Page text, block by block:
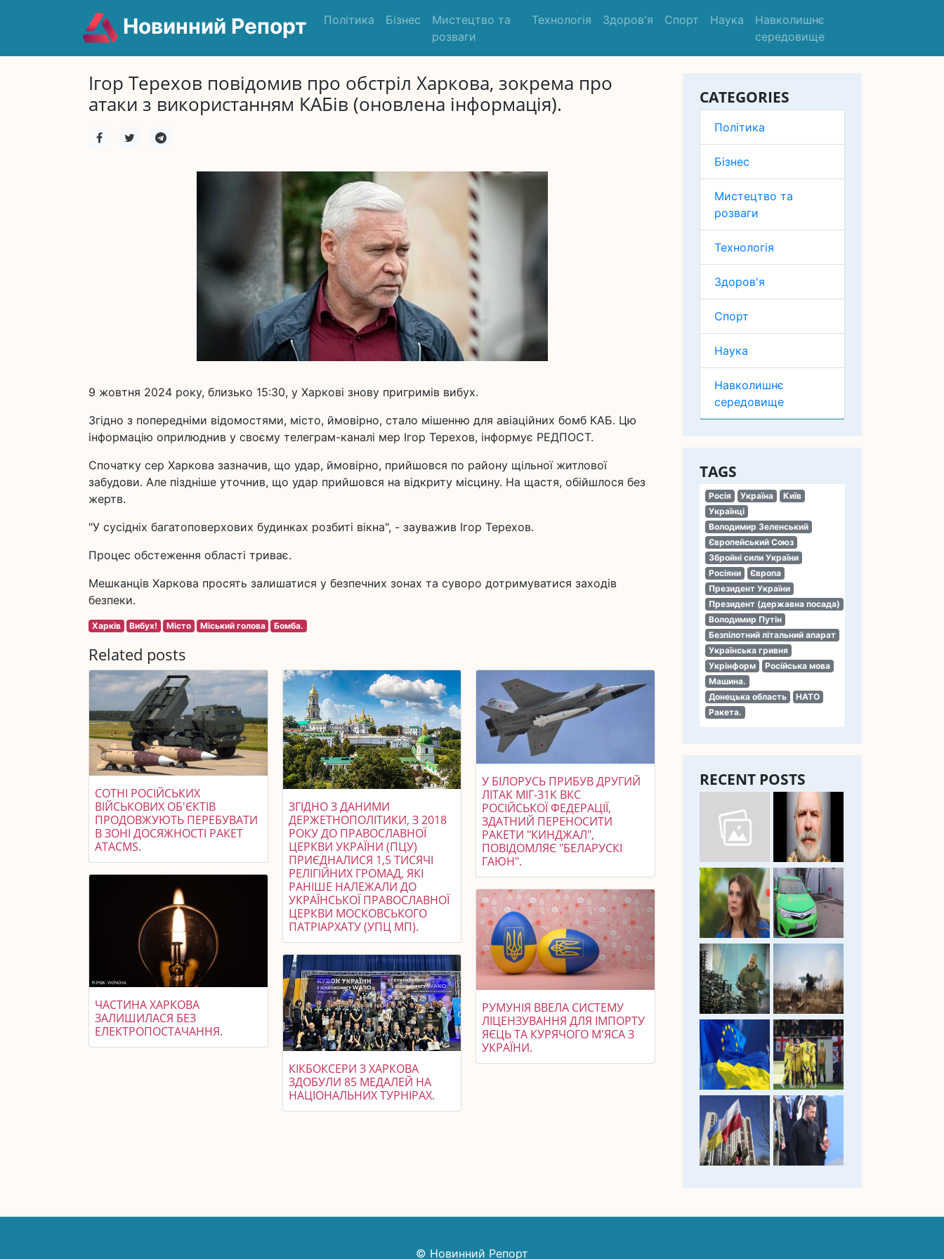
Новинний Репорт Політика Бізнес
Мистецтво та
розваги
Технологія Здоров'я Спорт Наука
Навколишнє
середовище
CATEGORIES
Політика
Бізнес
Мистецтво та
розваги
Технологія
Здоров'я
Спорт
Наука
Навколишнє
середовище
TAGS
Росія Україна
Київ
Українці
Володимир Зеленський
Європейський Союз
Збройні сили України
Росіяни
Європа
Президент України
Президент (державна посада)
Володимир Путін
Безпілотний літальний апарат
Українська гривня
Укрінформ
Російська мова
Машина.
Донецька область
НАТО
Ракета.
RECENT POSTS
Ігор Терехов повідомив про обстріл Харкова, зокрема про
атаки з використанням КАБів (оновлена інформація).
9 жовтня 2024 року, близько 15:30, у Харкові знову пригримів вибух.
Згідно з попередніми відомостями, місто, ймовірно, стало мішенню для авіаційних бомб КАБ. Цю
інформацію оприлюднив у своєму телеграм-каналі мер Ігор Терехов, інформує РЕДПОСТ.
Спочатку сер Харкова зазначив, що удар, ймовірно, прийшовся по району щільної житлової
забудови. Але піздніше уточнив, що удар прийшовся на відкриту місцину. На щастя, обійшлося без
жертв.
"У сусідніх багатоповерхових будинках розбиті вікна", - зауважив Ігор Терехов.
Процес обстеження області триває.
Мешканців Харкова просять залишатися у безпечних зонах та суворо дотримуватися заходів
безпеки.
Харків Вибух! Місто Міський голова Бомба.
Related posts
СОТНІ РОСІЙСЬКИХ
ВІЙСЬКОВИХ ОБ'ЄКТІВ
ПРОДОВЖУЮТЬ ПЕРЕБУВАТИ
В ЗОНІ ДОСЯЖНОСТІ РАКЕТ
ATACMS.
ЧАСТИНА ХАРКОВА
ЗАЛИШИЛАСЯ БЕЗ
ЕЛЕКТРОПОСТАЧАННЯ.
ЗГІДНО З ДАНИМИ
ДЕРЖЕТНОПОЛІТИКИ, З 2018
РОКУ ДО ПРАВОСЛАВНОЇ
ЦЕРКВИ УКРАЇНИ (ПЦУ)
ПРИЄДНАЛИСЯ 1,5 ТИСЯЧІ
РЕЛІГІЙНИХ ГРОМАД, ЯКІ
РАНІШЕ НАЛЕЖАЛИ ДО
УКРАЇНСЬКОЇ ПРАВОСЛАВНОЇ
ЦЕРКВИ МОСКОВСЬКОГО
ПАТРІАРХАТУ (УПЦ МП).
КІКБОКСЕРИ З ХАРКОВА
ЗДОБУЛИ 85 МЕДАЛЕЙ НА
НАЦІОНАЛЬНИХ ТУРНІРАХ.
У БІЛОРУСЬ ПРИБУВ ДРУГИЙ
ЛІТАК МІГ-31К ВКС
РОСІЙСЬКОЇ ФЕДЕРАЦІЇ,
ЗДАТНИЙ ПЕРЕНОСИТИ
РАКЕТИ "КИНДЖАЛ",
ПОВІДОМЛЯЄ "БЕЛАРУСКІ
ГАЮН".
РУМУНІЯ ВВЕЛА СИСТЕМУ
ЛІЦЕНЗУВАННЯ ДЛЯ ІМПОРТУ
ЯЄЦЬ ТА КУРЯЧОГО М'ЯСА З
УКРАЇНИ.
© Новинний Репорт